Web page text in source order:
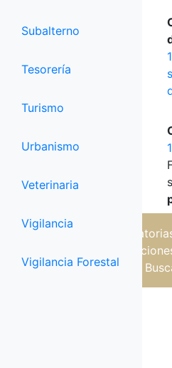
Subalterno
Tesorería
Turismo
Urbanismo
Veterinaria
Vigilancia
Vigilancia Forestal
Oposiciones
Temarios de
oposiciones